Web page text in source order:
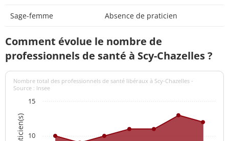
Sage-femme Absence de praticien
Comment évolue le nombre de
professionnels de santé à Scy-Chazelles ?
Nombre total des professionnels de santé libéraux à Scy-Chazelles -
Source : Insee
10
15